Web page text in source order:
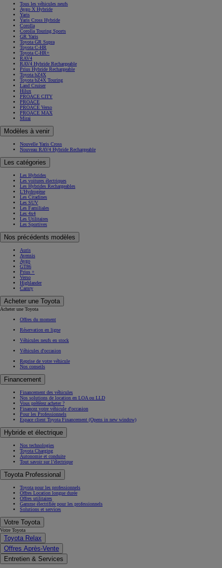
Tous les véhicules neufs
Aygo X Hybride
Yaris
Yaris Cross Hybride
Corolla
Corolla Touring Sports
GR Yaris
Toyota GR Supra
Toyota C-HR
Toyota C-HR+
RAV4
RAV4 Hybride Rechargeable
Prius Hybride Rechargeable
Toyota bZ4X
Toyota bZ4X Touring
Land Cruiser
Hilux
PROACE CITY
PROACE
PROACE Verso
PROACE MAX
Mirai
Modèles à venir
Nouvelle Yaris Cross
Nouveau RAV4 Hybride Rechargeable
Les catégories
Les Hybrides
Les voitures électriques
Les Hybrides Rechargeables
L'Hydrogène
Les Citadines
Les SUV
Les Familiales
Les 4x4
Les Utilitaires
Les Sportives
Nos précédents modèles
Auris
Avensis
Aygo
GT86
Prius +
Verso
Highlander
Camry
Acheter une Toyota
Acheter une Toyota
Offres du moment
Réservation en ligne
Véhicules neufs en stock
Véhicules d'occasion
Reprise de votre véhicule
Nos conseils
Financement
Financement des véhicules
Nos solutions de location en LOA ou LLD
Vous préférez acheter ?
Financez votre véhicule d'occasion
Pour les Professionnels
Espace client Toyota Financement (Opens in new window)
Hybride et électrique
Nos technologies
Toyota Charging
Autonomie et conduite
Tout savoir sur l’électrique
Toyota Professional
Toyota pour les professionnels
Offres Location longue durée
Offres utilitaires
Gamme électrifiée pour les professionnels
Solutions et services
Votre Toyota
Votre Toyota
Toyota Relax
Offres Après-Vente
Entretien & Services